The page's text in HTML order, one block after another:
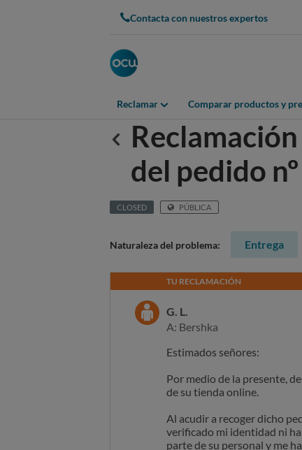
Contacta con nuestros expertos
Reclamar Comparar productos y
Anterior
del pedido
CLOSED PÚBLICA
Naturaleza del problema: Entrega
TU RECLAMACIÓN
G. L.
A: Bershka
Estimados señores:
Por medio de la presente,
de su tienda online.
Al acudir a recoger dicho
verificado mi identidad ni
parte de su personal y me